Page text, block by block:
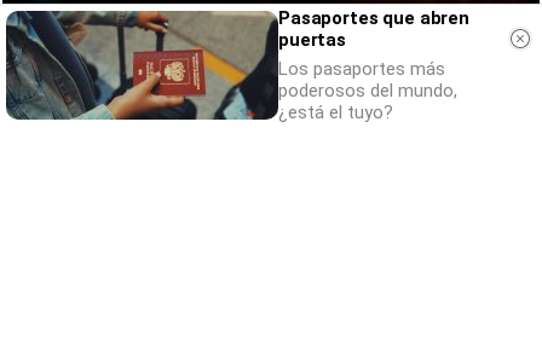
Pasaportes que abren
puertas
Los pasaportes más
poderosos del mundo,
¿está el tuyo?